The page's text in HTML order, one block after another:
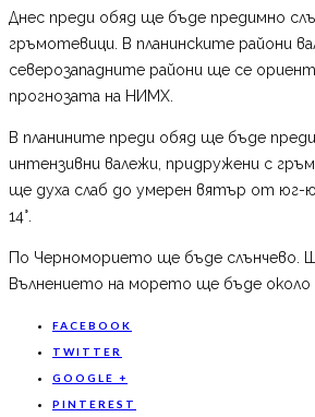
Днес преди обяд ще бъде предимно
гръмотевици. В планинските райони
северозападните райони ще се
прогнозата на НИМХ.
В планините преди обяд ще бъде
интензивни валежи, придружени с
ще духа слаб до умерен вятър от юг-
14°.
По Черноморието ще бъде слънчево.
Вълнението на морето ще бъде около
FACEBOOK
TWITTER
GOOGLE +
PINTEREST